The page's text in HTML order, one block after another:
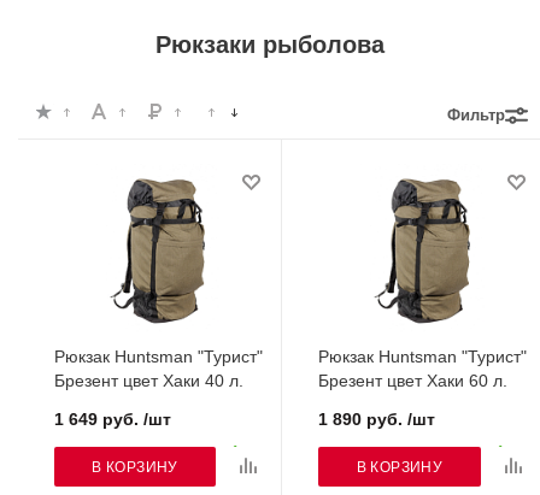
Рюкзаки рыболова
Фильтр
Рюкзак Huntsman "Турист"
Брезент цвет Хаки 40 л.
1 649 руб. /шт
В КОРЗИНУ
Рюкзак Huntsman "Турист"
Брезент цвет Хаки 60 л.
1 890 руб. /шт
В КОРЗИНУ